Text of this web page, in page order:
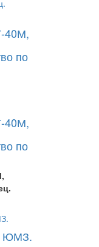
40М,
по
40М,
по
ЮМЗ.